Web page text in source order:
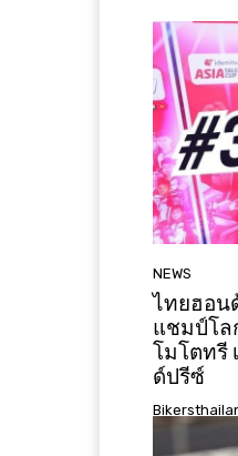
NEWS
ไทยฮอน
แชมป์โล
โมโตทรี
ด์ปรีซ์